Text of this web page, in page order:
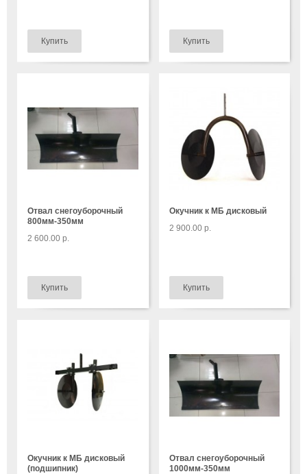
Отвал снегоуборочный
800мм-350мм
2 600.00 р.
Окучник к МБ дисковый
2 900.00 р.
Окучник к МБ дисковый
(подшипник)
Отвал снегоуборочный
1000мм-350мм